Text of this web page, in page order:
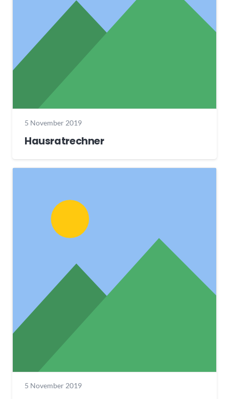
5 November 2019
Hausratrechner
5 November 2019